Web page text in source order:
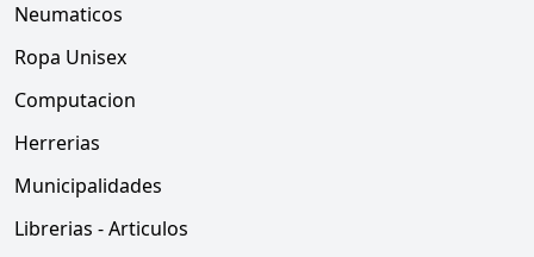
Neumaticos
Ropa Unisex
Computacion
Herrerias
Municipalidades
Librerias - Articulos